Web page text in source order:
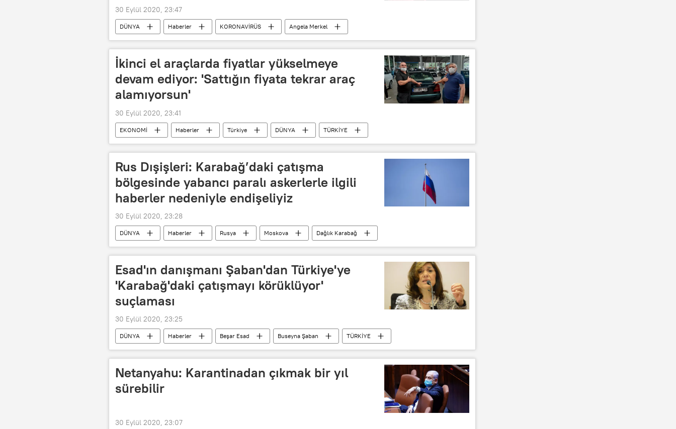
30 Eylül 2020, 23:47
DÜNYA Haberler KORONAVİRÜS
Angela Merkel
Koronavirüs aşısı
Kovid-19 Dünya Sağlık Örgütü (DSÖ)
ACT Accelerator
İkinci el araçlarda fiyatlar yükselmeye
devam ediyor: 'Sattığın fiyata tekrar araç
alamıyorsun'
30 Eylül 2020, 23:41
EKONOMİ Haberler Türkiye DÜNYA
TÜRKİYE
Afyonkarahisar
ikinci el ikinci el otomobil
Rus Dışişleri: Karabağ’daki çatışma
bölgesinde yabancı paralı askerlerle ilgili
haberler nedeniyle endişeliyiz
30 Eylül 2020, 23:28
DÜNYA Haberler Rusya Moskova
Dağlık Karabağ
Azerbaycan
Ermenistan
Esad'ın danışmanı Şaban'dan Türkiye'ye
'Karabağ'daki çatışmayı körüklüyor'
suçlaması
30 Eylül 2020, 23:25
DÜNYA Haberler Beşar Esad Buseyna Şaban
TÜRKİYE
Azerbaycan
Dağlık Karabağ Rusya ABD
Yaptırım
Netanyahu: Karantinadan çıkmak bir yıl
sürebilir
30 Eylül 2020, 23:07